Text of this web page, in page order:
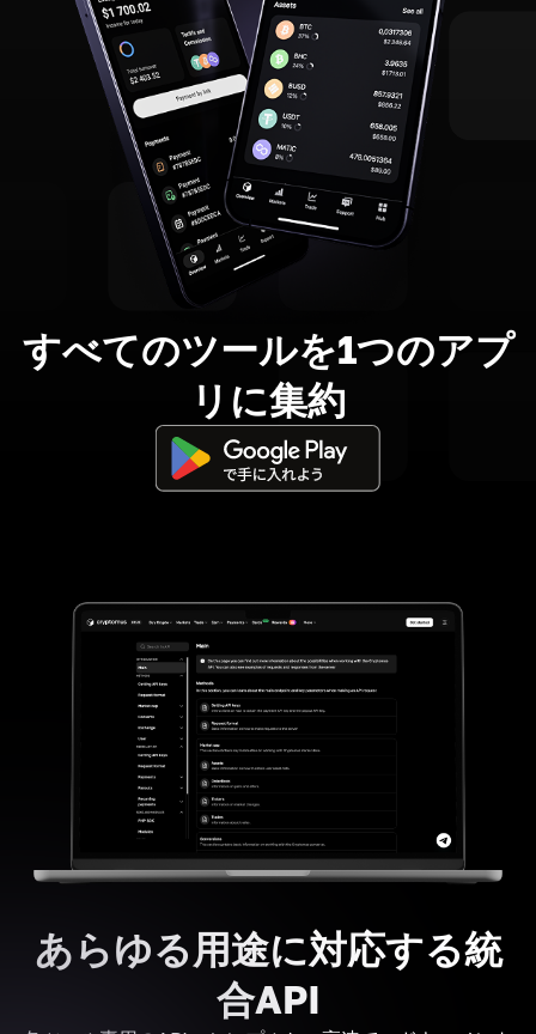
すべてのツールを1つのアプ
リに集約
あらゆる用途に対応する統
合API